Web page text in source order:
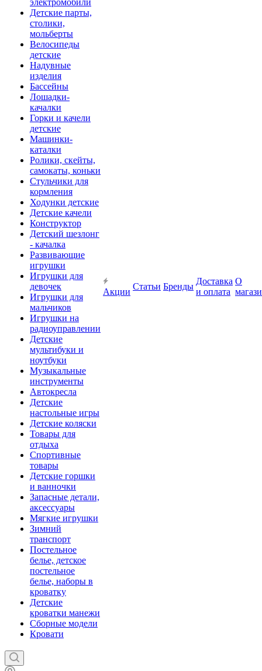
электромобили
Детские парты,
столики,
мольберты
Велосипеды
детские
Надувные
изделия
Бассейны
Лошадки-
качалки
Горки и качели
детские
Машинки-
каталки
Ролики, скейты,
самокаты, коньки
Стульчики для
кормления
Ходунки детские
Детские качели
Конструктор
Детский шезлонг
- качалка
Развивающие
игрушки
Игрушки для
девочек
Игрушки для
мальчиков
Игрушки на
радиоуправлении
Детские
мультибуки и
ноутбуки
Музыкальные
инструменты
Автокресла
Детские
настольные игры
Детские коляски
Товары для
отдыха
Спортивные
товары
Детские горшки
и ванночки
Запасные детали,
аксессуары
Мягкие игрушки
Зимний
транспорт
Постельное
белье, детское
постельное
белье, наборы в
кроватку
Детские
кроватки манежи
Сборные модели
Кровати
Акции
Статьи Бренды
Доставка
и оплата
О